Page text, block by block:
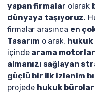
yapan firmalar olarak
dünyaya taşıyoruz.
firmalar arasında en
Tasarım olarak, hukuk
içinde arama
almanızı sağlayan
güçlü bir ilk izlenim
projede hukuk